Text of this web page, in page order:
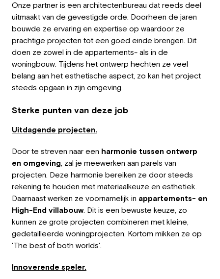
Werknemer
Werkgever
Werken bij Greystone
Over ons
NL
Onze partner is een architectenbureau dat reeds deel
uitmaakt van de gevestigde orde. Doorheen de jaren
bouwde ze ervaring en expertise op waardoor ze
prachtige projecten tot een goed einde brengen. Dit
doen ze zowel in de appartements- als in de
woningbouw. Tijdens het ontwerp hechten ze veel
belang aan het esthetische aspect, zo kan het project
steeds opgaan in zijn omgeving.
Sterke punten van deze job
Uitdagende projecten.
Door te streven naar een harmonie tussen ontwerp
en omgeving, zal je meewerken aan parels van
projecten. Deze harmonie bereiken ze door steeds
rekening te houden met materiaalkeuze en esthetiek.
Daarnaast werken ze voornamelijk in appartements- en
High-End villabouw. Dit is een bewuste keuze, zo
kunnen ze grote projecten combineren met kleine,
gedetailleerde woningprojecten. Kortom mikken ze op
'The best of both worlds'.
Innoverende speler.